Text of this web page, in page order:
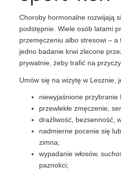
Choroby hormonalne rozwijają
podstępnie. Wiele osób latami
przemęczeniu albo stresowi – a
jedno badanie krwi zlecone
prywatnie, żeby trafić na
Umów się na wizytę w Lesznie,
niewyjaśnione przybranie
przewlekłe zmęczenie,
drażliwość, bezsenność,
nadmierne pocenie się
zimna;
wypadanie włosów,
paznokci;